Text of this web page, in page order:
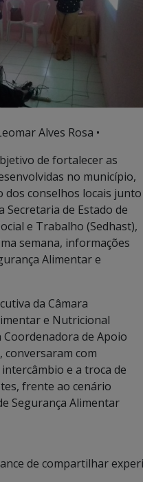
Alves Rosa •
de fortalecer as
no município,
conselhos locais junto
Secretaria de Estado de
e Trabalho (Sedhast),
semana, informações
Alimentar e
da Câmara
e Nutricional
Coordenadora de Apoio
conversaram com
e a troca de
frente ao cenário
Segurança Alimentar
de compartilhar